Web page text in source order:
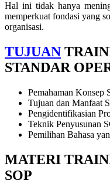
Hal ini tidak hanya
memperkuat fondasi yang
organisasi.
TUJUAN
STANDAR
Pemahaman Konsep
Tujuan dan Manfaat
Pengidentifikasian
Teknik Penyusunan
Pemilihan Bahasa
MATERI
SOP